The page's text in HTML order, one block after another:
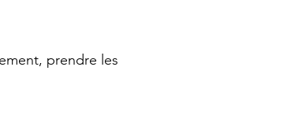
prendre les